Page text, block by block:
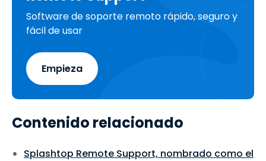
Software de soporte remoto rápido, seguro y
fácil de usar
Empieza
Contenido relacionado
Splashtop Remote Support, nombrado como el